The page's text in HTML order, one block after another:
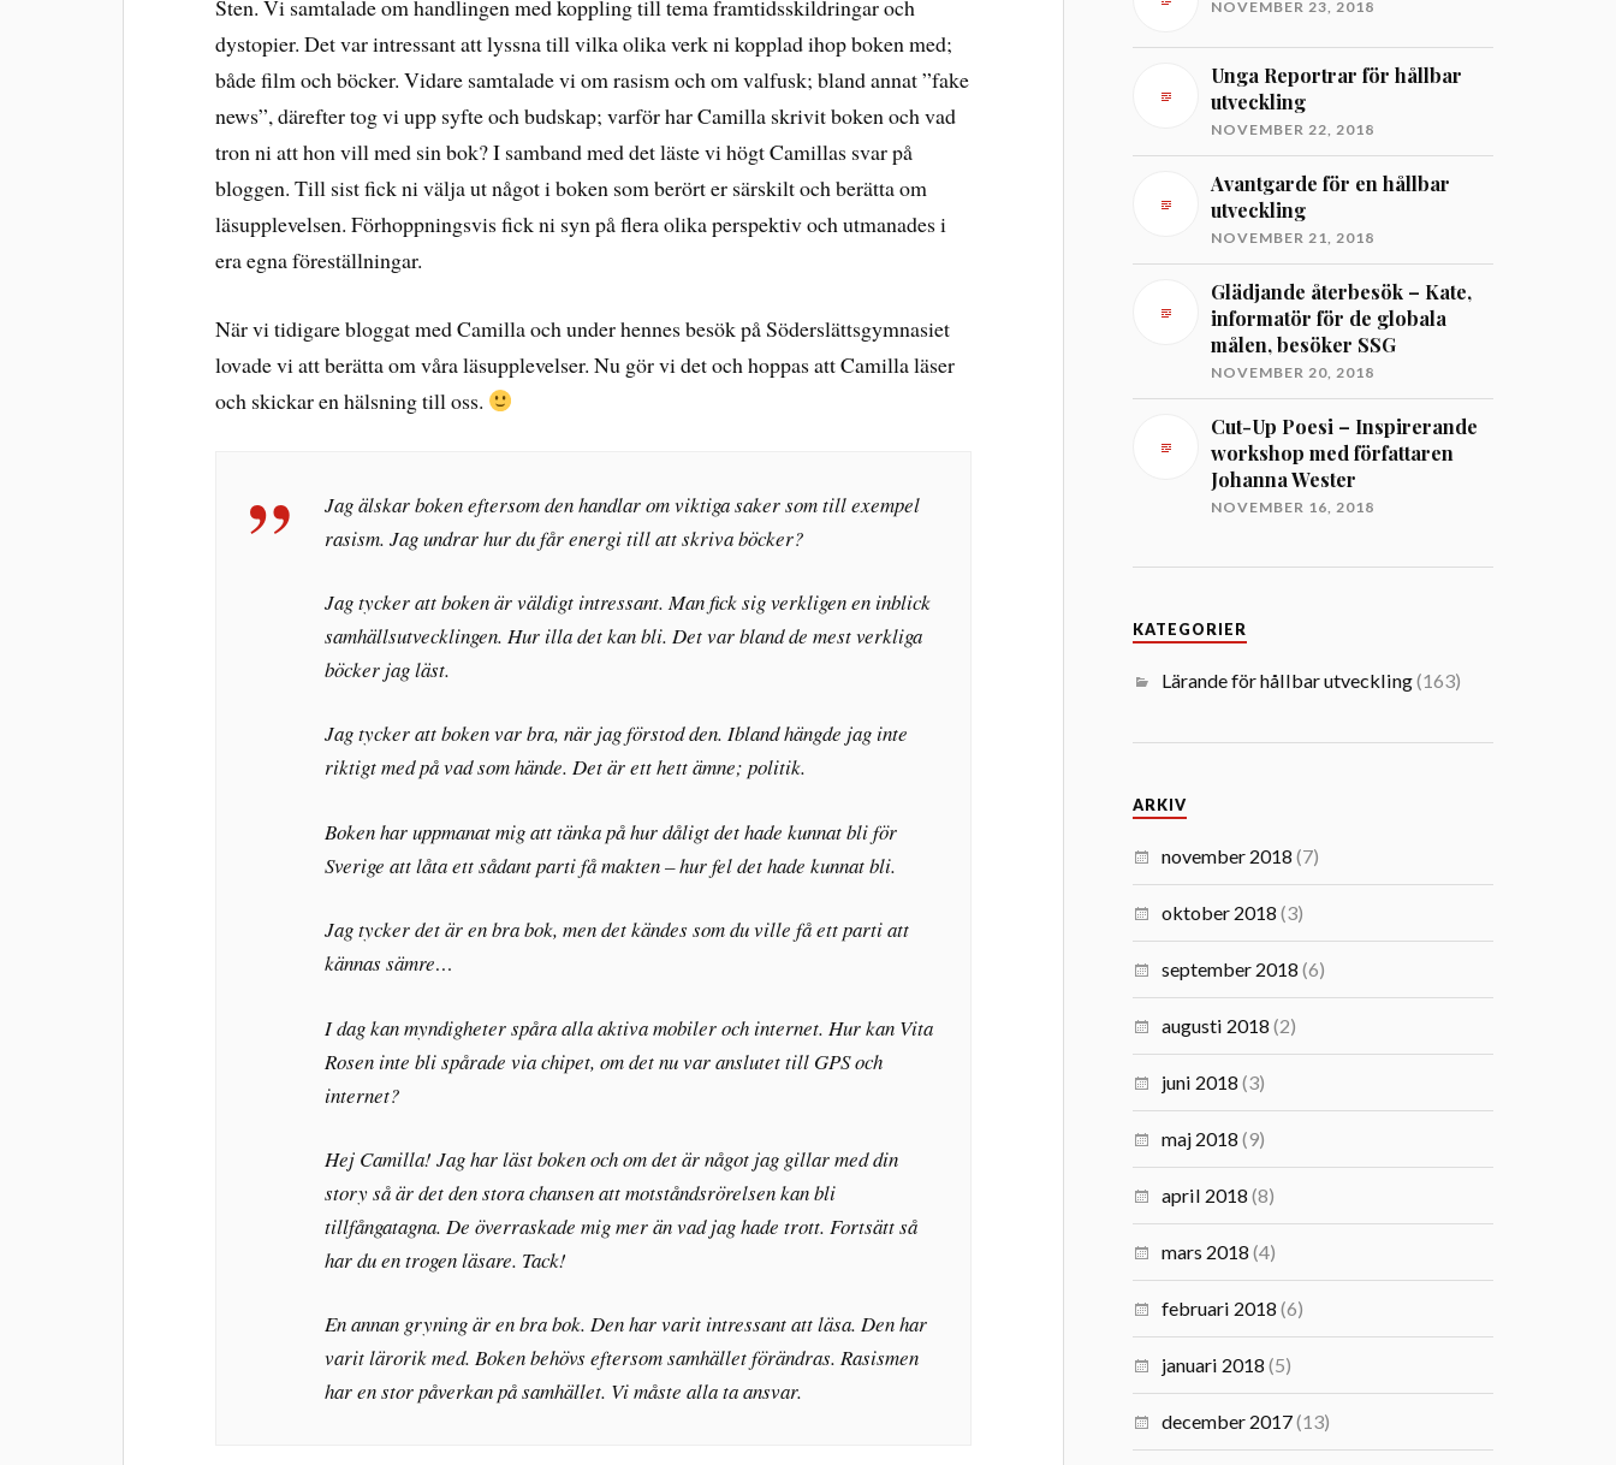
Sten. Vi samtalade om handlingen med koppling till tema framtidsskildringar och
dystopier. Det var intressant att lyssna till vilka olika verk ni kopplad ihop boken med;
både film och böcker. Vidare samtalade vi om rasism och om valfusk; bland annat ”fake
news”, därefter tog vi upp syfte och budskap; varför har Camilla skrivit boken och vad
tron ni att hon vill med sin bok? I samband med det läste vi högt Camillas svar på
bloggen. Till sist fick ni välja ut något i boken som berört er särskilt och berätta om
läsupplevelsen. Förhoppningsvis fick ni syn på flera olika perspektiv och utmanades i
era egna föreställningar.
När vi tidigare bloggat med Camilla och under hennes besök på Söderslättsgymnasiet
lovade vi att berätta om våra läsupplevelser. Nu gör vi det och hoppas att Camilla läser
och skickar en hälsning till oss.
Jag älskar boken eftersom den handlar om viktiga saker som till exempel
rasism. Jag undrar hur du får energi till att skriva böcker?
Jag tycker att boken är väldigt intressant. Man fick sig verkligen en inblick
samhällsutvecklingen. Hur illa det kan bli. Det var bland de mest verkliga
böcker jag läst.
Jag tycker att boken var bra, när jag förstod den. Ibland hängde jag inte
riktigt med på vad som hände. Det är ett hett ämne; politik.
Boken har uppmanat mig att tänka på hur dåligt det hade kunnat bli för
Sverige att låta ett sådant parti få makten – hur fel det hade kunnat bli.
Jag tycker det är en bra bok, men det kändes som du ville få ett parti att
kännas sämre…
I dag kan myndigheter spåra alla aktiva mobiler och internet. Hur kan Vita
Rosen inte bli spårade via chipet, om det nu var anslutet till GPS och
internet?
Hej Camilla! Jag har läst boken och om det är något jag gillar med din
story så är det den stora chansen att motståndsrörelsen kan bli
tillfångatagna. De överraskade mig mer än vad jag hade trott. Fortsätt så
har du en trogen läsare. Tack!
En annan gryning är en bra bok. Den har varit intressant att läsa. Den har
varit lärorik med. Boken behövs eftersom samhället förändras. Rasismen
har en stor påverkan på samhället. Vi måste alla ta ansvar.
NOVEMBER 23, 2018
Unga Reportrar för hållbar
utveckling
NOVEMBER 22, 2018
Avantgarde för en hållbar
utveckling
NOVEMBER 21, 2018
Glädjande återbesök – Kate,
informatör för de globala
målen, besöker SSG
NOVEMBER 20, 2018
Cut-Up Poesi – Inspirerande
workshop med författaren
Johanna Wester
NOVEMBER 16, 2018
KATEGORIER
Lärande för hållbar utveckling(163)
ARKIV
november 2018 (7)
oktober 2018 (3)
september 2018 (6)
augusti 2018 (2)
juni 2018 (3)
maj 2018 (9)
april 2018 (8)
mars 2018 (4)
februari 2018 (6)
januari 2018 (5)
december 2017(13)